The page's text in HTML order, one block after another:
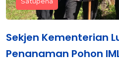
Satupena
Sekjen Kementerian
Penanaman Pohon